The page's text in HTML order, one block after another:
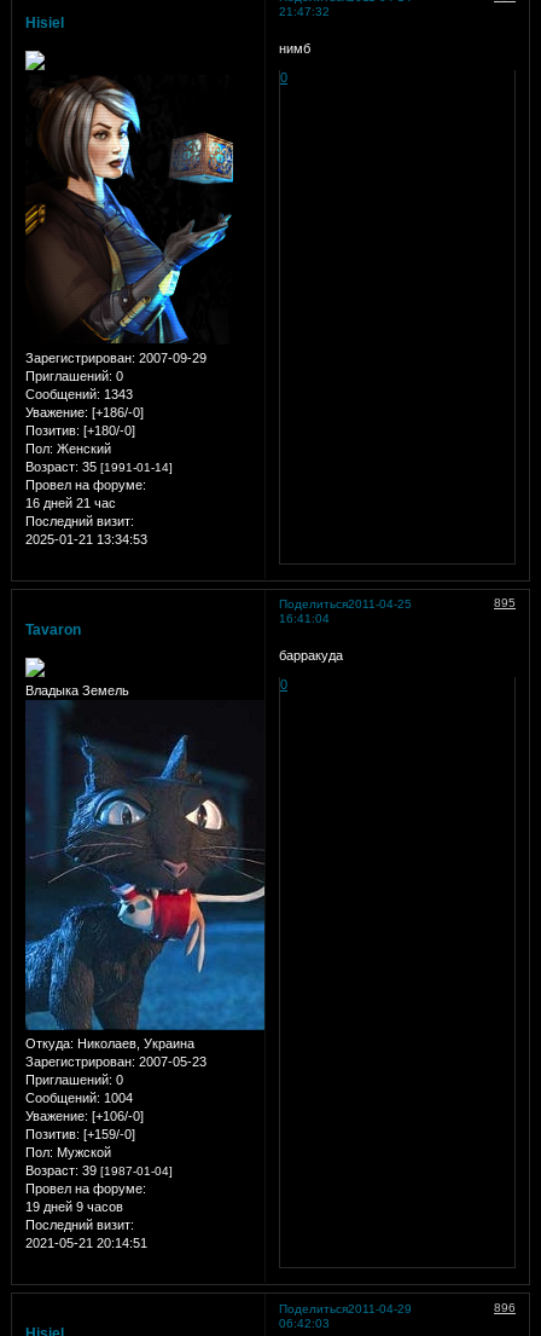
21:47:32
Hisiel
Зарегистрирован: 2007-09-29
Приглашений: 0
Сообщений: 1343
Уважение: [+186/-0]
Позитив: [+180/-0]
Пол: Женский
Возраст: 35 [1991-01-14]
Провел на форуме:
16 дней 21 час
Последний визит:
2025-01-21 13:34:53
нимб
0
Поделиться 895
2011-04-25
16:41:04
Tavaron
Владыка Земель
Откуда: Николаев, Украина
Зарегистрирован: 2007-05-23
Приглашений: 0
Сообщений: 1004
Уважение: [+106/-0]
Позитив: [+159/-0]
Пол: Мужской
Возраст: 39 [1987-01-04]
Провел на форуме:
19 дней 9 часов
Последний визит:
2021-05-21 20:14:51
барракуда
0
Поделиться 896
2011-04-29
06:42:03